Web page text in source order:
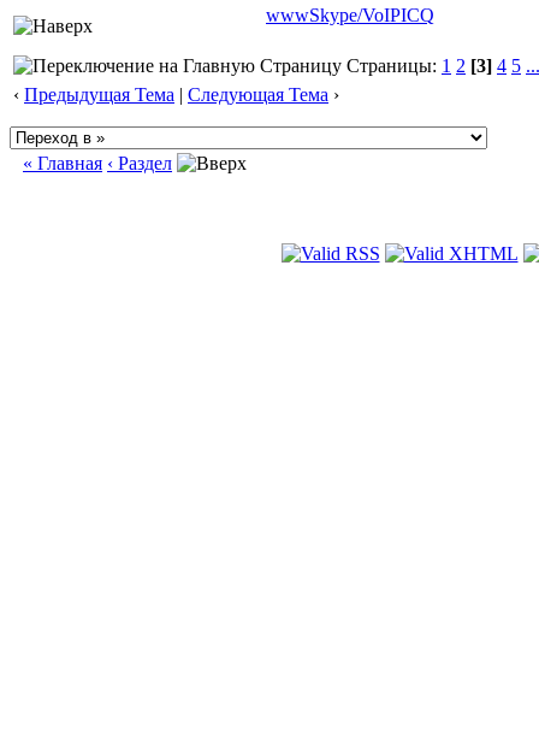
wwwSkype/VoIPICQ
Страницы: 1 2 [3] 4 5 ...
‹ Предыдущая Тема | Следующая Тема ›
« Главная ‹ Раздел